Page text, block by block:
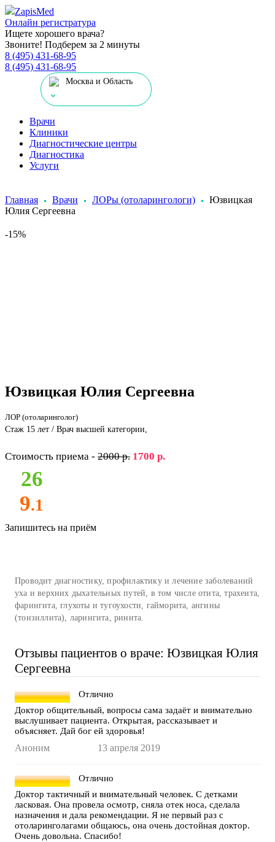
ZapisMed
Онлайн регистратура
Ищете хорошего врача?
Звоните! Подберем за 2 минуты
8 (495) 431-68-95
8 (495) 431-68-95
Москва и Область
Врачи
Клиники
Диагностические центры
Диагностика
Услуги
Главная Врачи ЛОРы (отоларингологи)
Юзвицкая
Юлия Сергеевна
-15%
Юзвицкая Юлия Сергеевна
ЛОР (отоларинголог)
Стаж 15 лет / Врач высшей категории,
Стоимость приема - 2000 р. 1700 р.
26
9.1
Запишитесь на приём
Проводит диагностику, профилактику и лечение заболеваний
уха и верхних дыхательных путей, в том числе отита, трахеита,
фарингита, глухоты и тугоухости, гайморита, ангины
(тонзиллита), ларингита, ринита.
Отзывы пациентов о враче: Юзвицкая Юлия
Сергеевна
Отлично
Доктор общительный, вопросы сама задаёт и внимательно
выслушивает пациента. Открытая, рассказывает и
объясняет. Дай бог ей здоровья!
Аноним 13 апреля 2019
Отлично
Доктор тактичный и внимательный человек. С детками
ласковая. Она провела осмотр, сняла отек носа, сделала
назначения и дала рекомендации. Я не первый раз с
отоларинголагами общаюсь, она очень достойная доктор.
Очень довольна. Спасибо!